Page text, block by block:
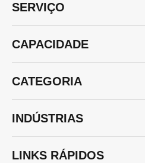
SERVIÇO
CAPACIDADE
CATEGORIA
INDÚSTRIAS
LINKS RÁPIDOS